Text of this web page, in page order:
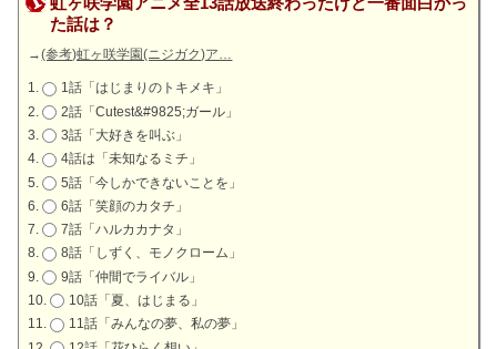
た話は？
→(参考)虹ヶ咲学園(ニジガク)ア…
1話「はじまりのトキメキ」
2話「Cutest&#9825;ガール」
3話「大好きを叫ぶ」
4話は「未知なるミチ」
5話「今しかできないことを」
6話「笑顔のカタチ」
7話「ハルカカナタ」
8話「しずく、モノクローム」
9話「仲間でライバル」
10話「夏、はじまる」
11話「みんなの夢、私の夢」